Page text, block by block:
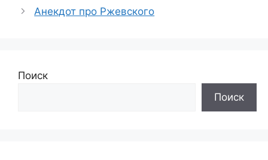
Анекдот про Ржевского
Поиск
Поиск